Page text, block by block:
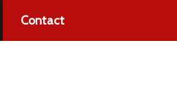
Contact